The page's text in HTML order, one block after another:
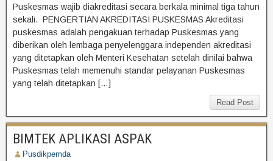
Puskesmas wajib diakreditasi secara berkala minimal tiga tahun
sekali. PENGERTIAN AKREDITASI PUSKESMAS Akreditasi
puskesmas adalah pengakuan terhadap Puskesmas yang
diberikan oleh lembaga penyelenggara independen akreditasi
yang ditetapkan oleh Menteri Kesehatan setelah dinilai bahwa
Puskesmas telah memenuhi standar pelayanan Puskesmas
yang telah ditetapkan […]
Read Post
BIMTEK APLIKASI ASPAK
Pusdikpemda